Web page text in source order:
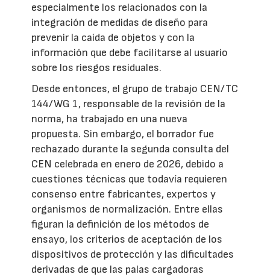
especialmente los relacionados con la
integración de medidas de diseño para
prevenir la caída de objetos y con la
información que debe facilitarse al usuario
sobre los riesgos residuales.
Desde entonces, el grupo de trabajo CEN/TC
144/WG 1, responsable de la revisión de la
norma, ha trabajado en una nueva
propuesta. Sin embargo, el borrador fue
rechazado durante la segunda consulta del
CEN celebrada en enero de 2026, debido a
cuestiones técnicas que todavía requieren
consenso entre fabricantes, expertos y
organismos de normalización. Entre ellas
figuran la definición de los métodos de
ensayo, los criterios de aceptación de los
dispositivos de protección y las dificultades
derivadas de que las palas cargadoras